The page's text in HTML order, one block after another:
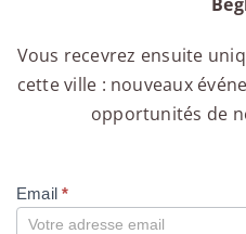
Vous recevrez ensuite
cette ville : nouveaux
opportunités de
Compte
Email*